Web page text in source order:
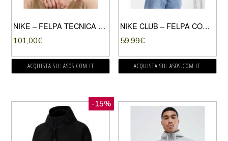
NIKE – FELPA TECNICA BEIGE CON ZIP E CAPPUCCIO
101,00€
ACQUISTA SU: ASOS.COM IT
NIKE CLUB – FELPA CON CAPPUCCIO E ZIP CORTA GRIGIA-GRIGIO
59,99€
ACQUISTA SU: ASOS.COM IT
-15%